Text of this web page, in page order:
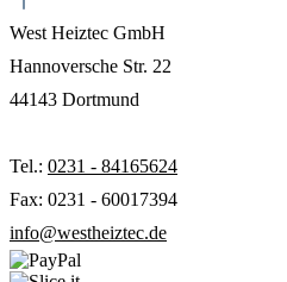
West Heiztec GmbH
Hannoversche Str. 22
44143 Dortmund
Tel.: 0231 - 84165624
Fax: 0231 - 60017394
info@westheiztec.de